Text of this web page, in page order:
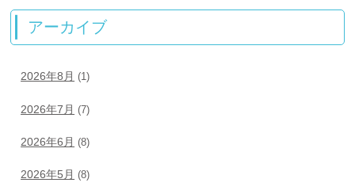
アーカイブ
2026年8月 (1)
2026年7月 (7)
2026年6月 (8)
2026年5月 (8)